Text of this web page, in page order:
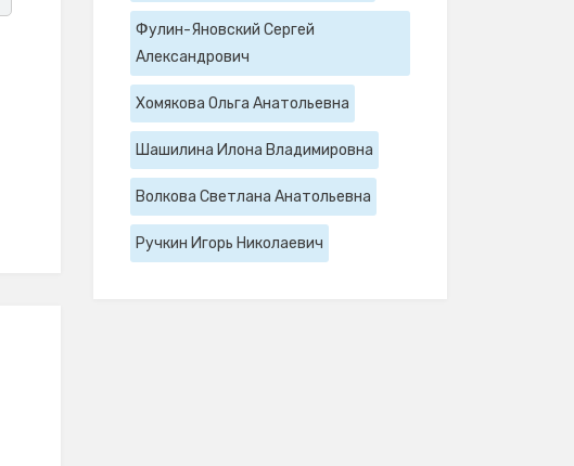
Фулин-Яновский Сергей
Александрович
Хомякова Ольга Анатольевна
Шашилина Илона Владимировна
Волкова Светлана Анатольевна
Ручкин Игорь Николаевич